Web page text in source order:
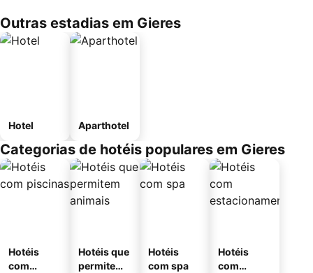
Outras estadias em Gieres
Hotel Aparthotel
Categorias de hotéis populares em Gieres
Hotéis
com
Hotéis que
permitem
Hotéis
com spa
Hotéis
com